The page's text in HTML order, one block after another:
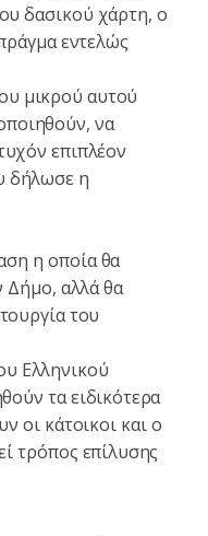
δασικού χάρτη, ο
εντελώς
μικρού αυτού
να
επιπλέον
δήλωσε η
η οποία θα
Δήμο, αλλά θα
του
Ελληνικού
τα ειδικότερα
οι κάτοικοι και ο
τρόπος επίλυσης